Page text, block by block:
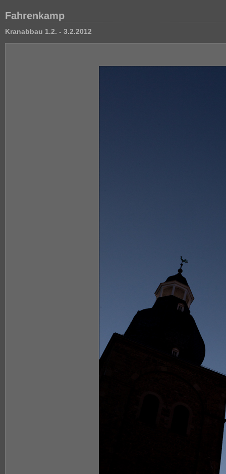
Fahrenkamp
Kranabbau 1.2. - 3.2.2012